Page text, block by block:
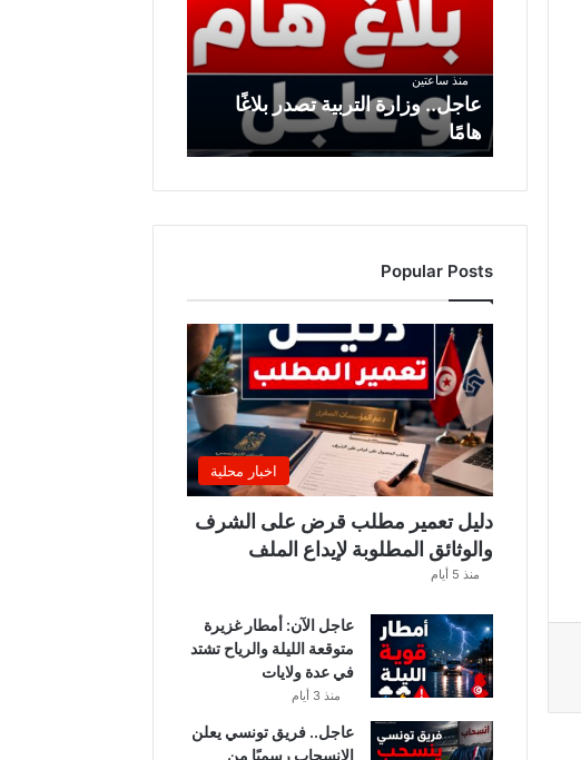
منذ ساعتين
عاجل.. وزارة التربية تصدر بلاغًا
هامًا
Popular Posts
اخبار محلية
دليل تعمير مطلب قرض على الشرف
والوثائق المطلوبة لإيداع الملف
منذ 5 أيام
عاجل الآن: أمطار غزيرة
متوقعة الليلة والرياح تشتد
في عدة ولايات
منذ 3 أيام
عاجل.. فريق تونسي يعلن
الانسحاب رسميًا من